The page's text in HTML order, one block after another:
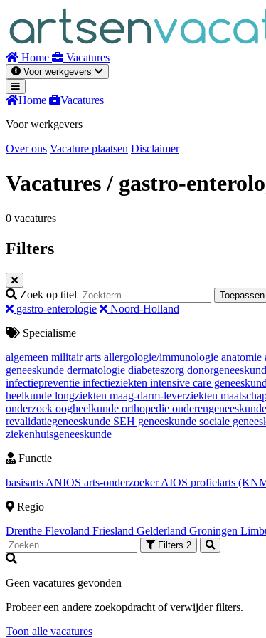
inhoud
Home Vacatures
Voor werkgevers
Home
Vacatures
Voor werkgevers
Over ons Vacature plaatsen Disclaimer
Vacatures/ gastro-
0 vacatures
Filters
Zoek op titel Toepassen
gastro-enterologie
Noord-Holland
Specialisme
algemeen militair arts allergologie/immunologie anatomie
geneeskunde dermatologie diabeteszorg
infectiepreventie infectieziekten intensive care
heelkunde longziekten maag-darm-leverziekten
onderzoek oogheelkunde orthopedie ouderengeneeskunde
revalidatiegeneeskunde SEH geneeskunde sociale
ziekenhuisgeneeskunde
Functie
basisarts ANIOS arts-onderzoekerAIOS profielarts
Regio
Drenthe Flevoland Friesland Gelderland Groningen
Filters 2
Geen vacatures gevonden
Probeer een andere zoekopdracht of verwijder filters.
Toon alle vacatures